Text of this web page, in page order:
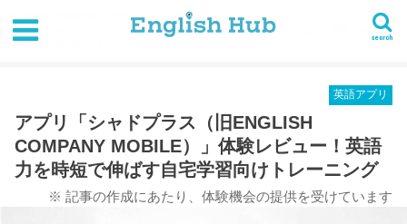
search
アプリ
アプリ「シャドプラス（旧ENGLISH COMPANY MOBILE）」体験レビュー！英語力を時短で
伸ばす自宅学習向けトレーニング
英語アプリ
アプリ「シャドプラス（旧ENGLISH
COMPANY MOBILE）」体験レビュー！英語
力を時短で伸ばす自宅学習向けトレーニング
※ 記事の作成にあたり、体験機会の提供を受けています